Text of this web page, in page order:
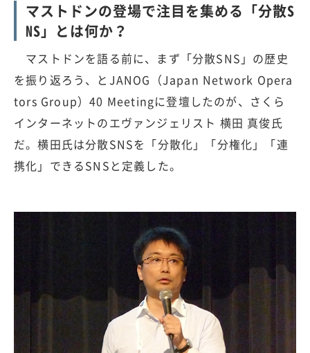
マストドンの登場で注目を集める「分散S
NS」とは何か？
マストドンを語る前に、まず「分散SNS」の歴史
を振り返ろう、とJANOG（Japan Network Opera
tors Group）40 Meetingに登壇したのが、さくら
インターネットのエヴァンジェリスト 横田 真俊氏
だ。横田氏は分散SNSを「分散化」「分権化」「連
携化」できるSNSと定義した。